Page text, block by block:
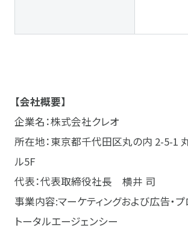
【会社概要】
企業名：株式会社クレオ
所在地：東京都千代田区丸の内 2-5-1
ル5F
代表：代表取締役社長 横井 司
事業内容:マーケティングおよび広告・
トータルエージェンシー